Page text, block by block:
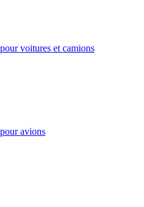
voitures et camions
avions